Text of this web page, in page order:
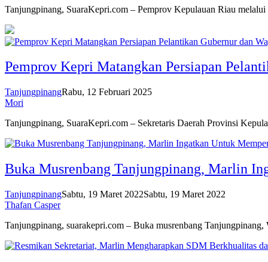
Tanjungpinang, SuaraKepri.com – Pemprov Kepulauan Riau
Pemprov Kepri Matangkan Persiapan
TanjungpinangRabu, 12 Februari 2025
Mori
Tanjungpinang, SuaraKepri.com – Sekretaris Daerah Provinsi
Buka Musrenbang Tanjungpinang, Marlin
TanjungpinangSabtu, 19 Maret 2022Sabtu, 19 Maret 2022
Thafan Casper
Tanjungpinang, suarakepri.com – Buka musrenbang